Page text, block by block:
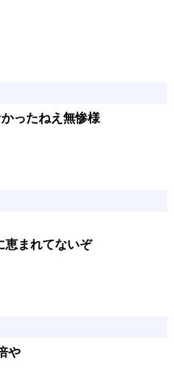
ったねえ無惨様
恵まれてないぞ
や